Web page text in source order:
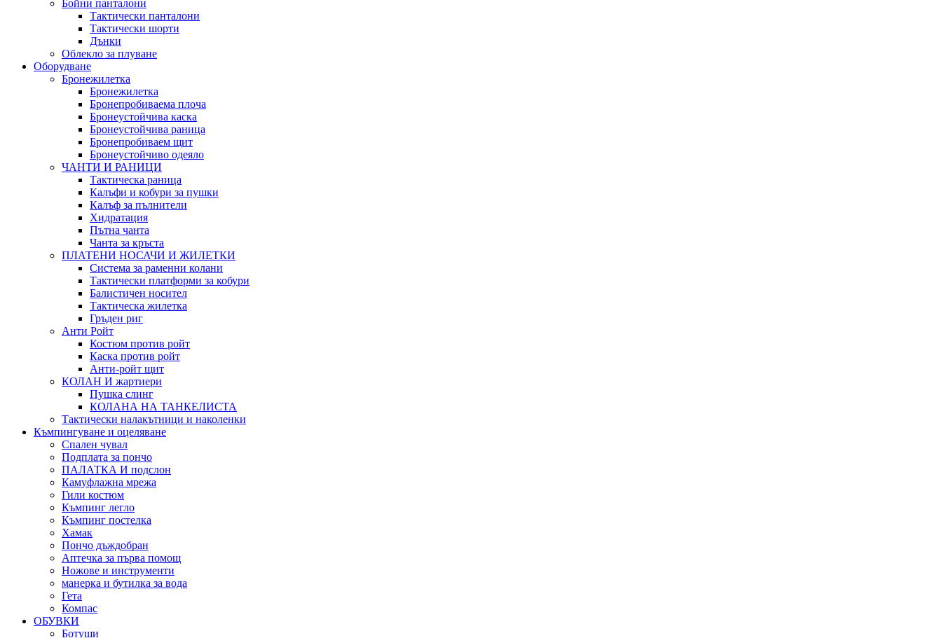
Бойни панталони
Тактически панталони
Тактически шорти
Дънки
Облекло за плуване
Оборудване
Бронежилетка
Бронежилетка
Бронепробиваема плоча
Бронеустойчива каска
Бронеустойчива раница
Бронепробиваем щит
Бронеустойчиво одеяло
ЧАНТИ И РАНИЦИ
Тактическа раница
Калъфи и кобури за пушки
Калъф за пълнители
Хидратация
Пътна чанта
Чанта за кръста
ПЛАТЕНИ НОСАЧИ И ЖИЛЕТКИ
Система за раменни колани
Тактически платформи за кобури
Балистичен носител
Тактическа жилетка
Гръден риг
Анти Ройт
Костюм против ройт
Каска против ройт
Анти-ройт щит
КОЛАН И жартиери
Пушка слинг
КОЛАНА НА ТАНКЕЛИСТА
Тактически налакътници и наколенки
Къмпингуване и оцеляване
Спален чувал
Подплата за пончо
ПАЛАТКА И подслон
Камуфлажна мрежа
Гили костюм
Къмпинг легло
Къмпинг постелка
Хамак
Пончо дъждобран
Аптечка за първа помощ
Ножове и инструменти
манерка и бутилка за вода
Гета
Компас
ОБУВКИ
Ботуши